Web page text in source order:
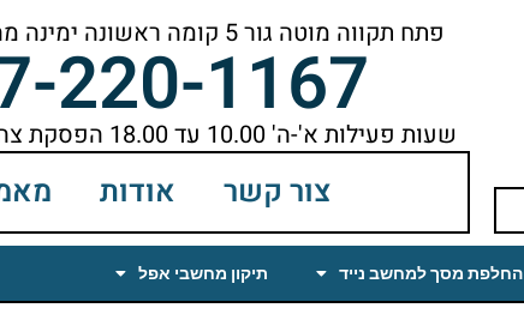
פתח תקווה מוטה גור 5 קומה ראשונה ימינה מהמעלית עד הסוף
220-1167
שעות פעילות א'-ה' 10.00 עד 18.00 הפסקת צהריים 14.00-15.00
צור קשר אודות
החלפת מסך למחשב נייד תיקון מחשבי אפל